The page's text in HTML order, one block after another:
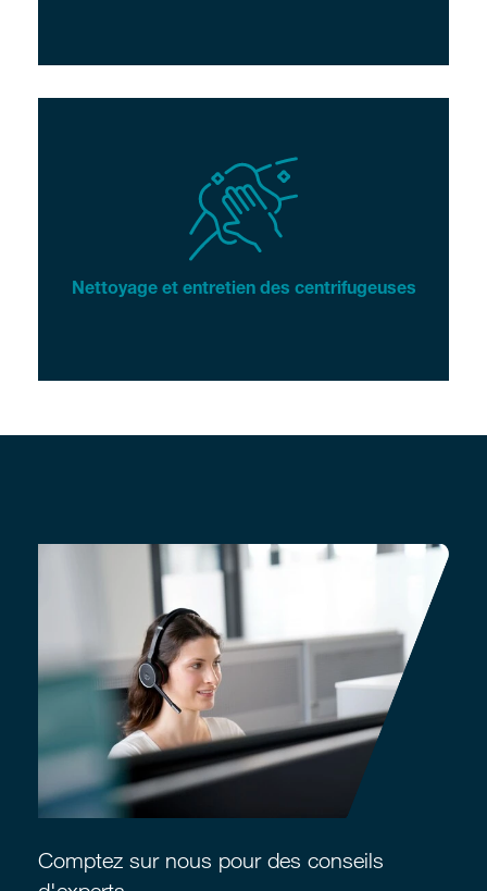
Nettoyage et entretien des centrifugeuses
Comptez sur nous pour des conseils